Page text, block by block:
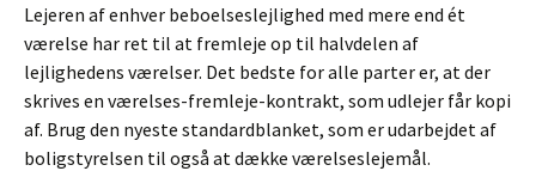
Lejeren af enhver beboelseslejlighed med mere end ét
værelse har ret til at fremleje op til halvdelen af
lejlighedens værelser. Det bedste for alle parter er, at der
skrives en værelses-fremleje-kontrakt, som udlejer får kopi
af. Brug den nyeste standardblanket, som er udarbejdet af
boligstyrelsen til også at dække værelseslejemål.